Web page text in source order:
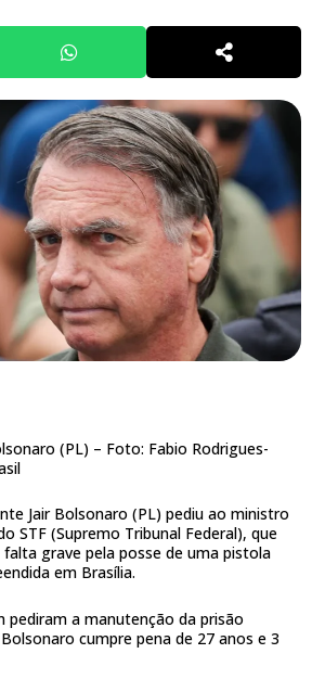
(PL) – Foto: Fabio Rodrigues-
Jair Bolsonaro (PL) pediu ao ministro
STF (Supremo Tribunal Federal), que
grave pela posse de uma pistola
em Brasília.
pediram a manutenção da prisão
cumpre pena de 27 anos e 3